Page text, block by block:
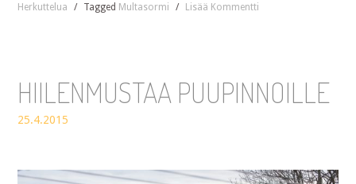
Herkuttelua / Tagged Multasormi / Lisää Kommentti
HIILENMUSTAA PUUPINNOILLE
25.4.2015